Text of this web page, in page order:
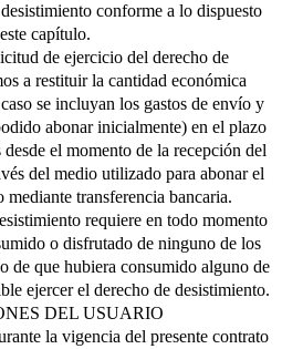
conforme a lo dispuesto
capítulo.
de ejercicio del derecho de
a restituir la cantidad económica
se incluyan los gastos de envío y
abonar inicialmente) en el plazo
el momento de la recepción del
del medio utilizado para abonar el
transferencia bancaria.
requiere en todo momento
o disfrutado de ninguno de los
de que hubiera consumido alguno de
ejercer el derecho de desistimiento.
DEL USUARIO
la vigencia del presente contrato